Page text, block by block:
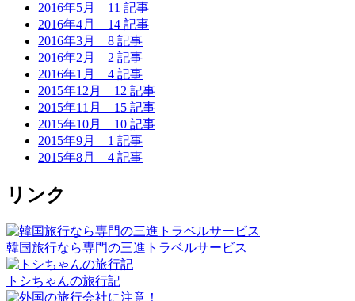
2016年5月 11 記事
2016年4月 14 記事
2016年3月 8 記事
2016年2月 2 記事
2016年1月 4 記事
2015年12月 12 記事
2015年11月 15 記事
2015年10月 10 記事
2015年9月 1 記事
2015年8月 4 記事
リンク
韓国旅行なら専門の三進トラベルサービス
トシちゃんの旅行記